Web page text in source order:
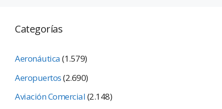
Categorías
Aeronáutica(1.579)
Aeropuertos(2.690)
Aviación Comercial(2.148)